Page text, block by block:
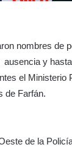
nombres de
y
el Ministerio
de Farfán.
de la